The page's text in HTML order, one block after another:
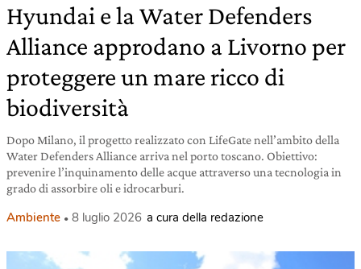
Hyundai e la Water Defenders
Alliance approdano a Livorno per
proteggere un mare ricco di
biodiversità
Dopo Milano, il progetto realizzato con LifeGate nell’ambito della
Water Defenders Alliance arriva nel porto toscano. Obiettivo:
prevenire l’inquinamento delle acque attraverso una tecnologia in
grado di assorbire oli e idrocarburi.
Ambiente 8 luglio 2026 a cura della redazione